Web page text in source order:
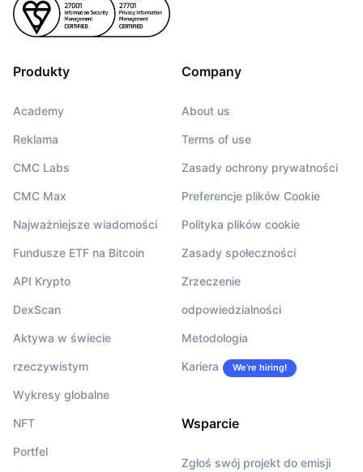
Produkty
Academy
Reklama
CMC Labs
CMC Max
Najważniejsze wiadomości
Fundusze ETF na Bitcoin
API Krypto
DexScan
Aktywa w świecie
rzeczywistym
Wykresy globalne
NFT
Portfel
Company
About us
Terms of use
Zasady ochrony prywatności
Preferencje plików Cookie
Polityka plików cookie
Zasady społeczności
Zrzeczenie
odpowiedzialności
Metodologia
Kariera We’re hiring!
Wsparcie
Zgłoś swój projekt do emisji